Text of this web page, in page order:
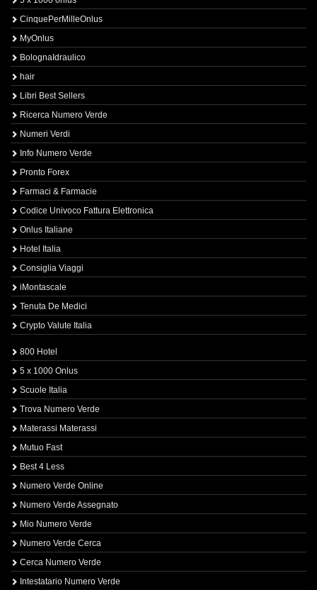
CinquePerMilleOnlus
MyOnlus
BolognaIdraulico
hair
Libri Best Sellers
Ricerca Numero Verde
Numeri Verdi
Info Numero Verde
Pronto Forex
Farmaci & Farmacie
Codice Univoco Fattura Elettronica
Onlus Italiane
Hotel Italia
Consiglia Viaggi
iMontascale
Tenuta De Medici
Crypto Valute Italia
800 Hotel
5 x 1000 Onlus
Scuole Italia
Trova Numero Verde
Materassi Materassi
Mutuo Fast
Best 4 Less
Numero Verde Online
Numero Verde Assegnato
Mio Numero Verde
Numero Verde Cerca
Cerca Numero Verde
Intestatario Numero Verde